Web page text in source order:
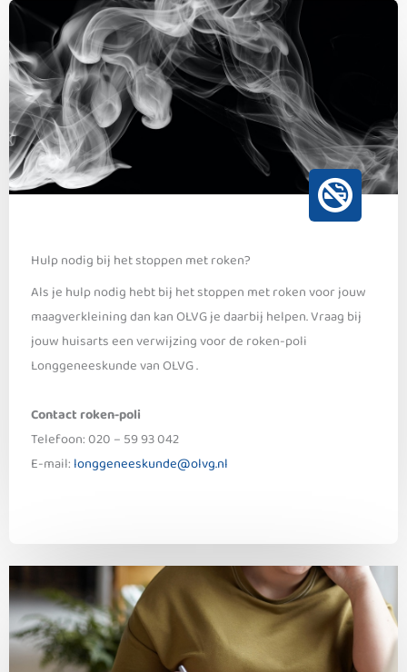
Hulp nodig bij het stoppen met roken?
Als je hulp nodig hebt bij het stoppen met roken voor jouw
maagverkleining dan kan OLVG je daarbij helpen. Vraag bij
jouw huisarts een verwijzing voor de roken-poli
Longgeneeskunde van OLVG .
Contact roken-poli
Telefoon: 020 – 59 93 042
E-mail: longgeneeskunde@olvg.nl